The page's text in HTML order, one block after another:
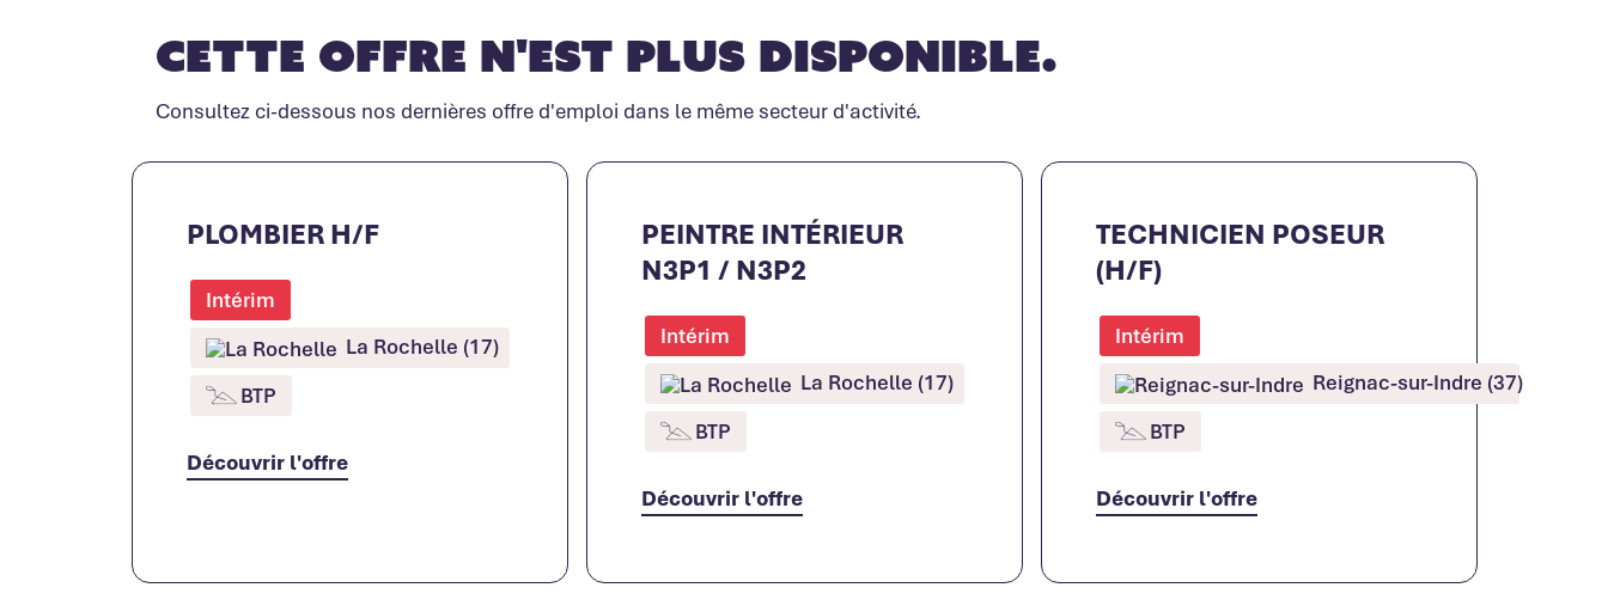
Cette offre n'est plus disponible.
Consultez ci-dessous nos dernières offre d'emploi dans le même secteur d'activité.
PLOMBIER H/F
Intérim
La Rochelle (17)
BTP
Découvrir l'offre
PEINTRE INTÉRIEUR
N3P1 / N3P2
Intérim
La Rochelle (17)
BTP
Découvrir l'offre
TECHNICIEN POSEUR
(H/F)
Intérim
Reignac-sur-Indre (37)
BTP
Découvrir l'offre